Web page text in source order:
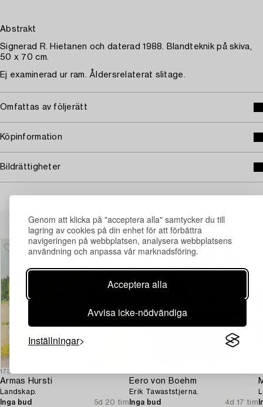
Genom att klicka på "acceptera alla" samtycker du till
lagring av cookies på din enhet för att förbättra
navigeringen på webbplatsen, analysera webbplatsens
användning och anpassa vår marknadsföring.
Acceptera alla
Avvisa icke-nödvändiga
Inställningar
Abstrakt
Signerad R. Hietanen och daterad 1988. Blandteknik på skiva,
50 x 70 cm.
Ej examinerad ur ram. Åldersrelaterat slitage.
Omfattas av följerätt
Köpinformation
Bildrättigheter
Andra har även tittat på
1732169
Armas Hursti
Landskap.
Inga bud
5d 20 tim
Eero von Boehm
Erik Tawaststjerna.
Inga bud
4d 17 tim